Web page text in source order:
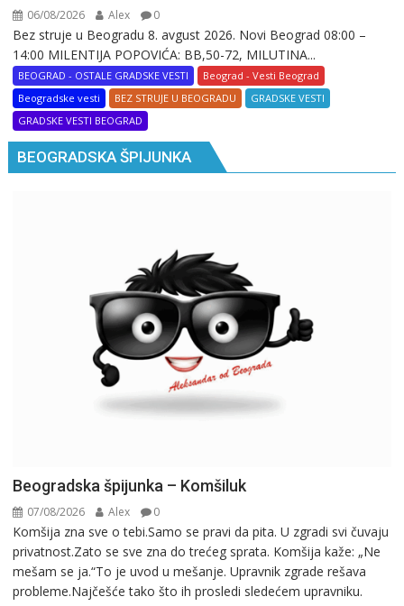
06/08/2026 Alex 0
Bez struje u Beogradu 8. avgust 2026. Novi Beograd 08:00 –
14:00 MILENTIJA POPOVIĆA: BB,50-72, MILUTINA...
BEOGRAD - OSTALE GRADSKE VESTI
Beograd - Vesti Beograd
Beogradske vesti
BEZ STRUJE U BEOGRADU
GRADSKE VESTI
GRADSKE VESTI BEOGRAD
BEOGRADSKA ŠPIJUNKA
Beogradska špijunka – Komšiluk
07/08/2026 Alex 0
Komšija zna sve o tebi.Samo se pravi da pita. U zgradi svi čuvaju
privatnost.Zato se sve zna do trećeg sprata. Komšija kaže: „Ne
mešam se ja.“To je uvod u mešanje. Upravnik zgrade rešava
probleme.Najčešće tako što ih prosledi sledećem upravniku.